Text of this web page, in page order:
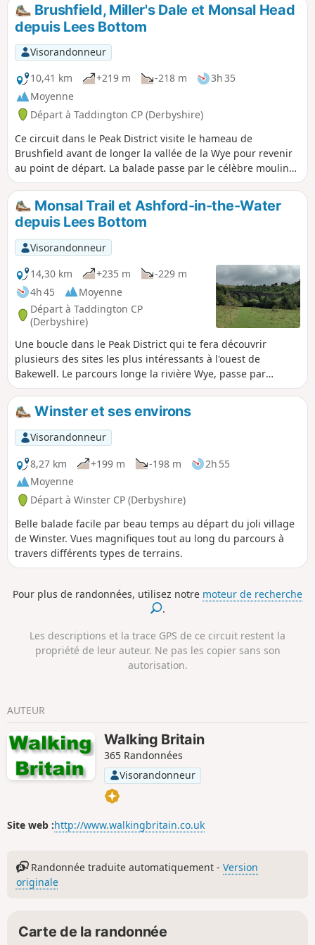
Brushfield, Miller's Dale et Monsal Head
depuis Lees Bottom
Visorandonneur
10,41 km
+219 m -218 m
3h 35
Moyenne
Départ à Taddington CP (Derbyshire)
Ce circuit dans le Peak District visite le hameau de
Brushfield avant de longer la vallée de la Wye pour revenir
au point de départ. La balade passe par le célèbre moulin
de Litton Mill, Cressbrook et Monsal Head.
Monsal Trail et Ashford-in-the-Water
depuis Lees Bottom
Visorandonneur
14,30 km
+235 m
-229 m
4h 45
Moyenne
Départ à Taddington CP
(Derbyshire)
Une boucle dans le Peak District qui te fera découvrir
plusieurs des sites les plus intéressants à l'ouest de
Bakewell. Le parcours longe la rivière Wye, passe par
Monsal Head et emprunte une partie du Monsal Trail et du
Great Shacklow Wood. La fin de la balade est un peu
difficile, avec une longue montée.
Winster et ses environs
Visorandonneur
8,27 km
+199 m -198 m
2h 55
Moyenne
Départ à Winster CP (Derbyshire)
Belle balade facile par beau temps au départ du joli village
de Winster. Vues magnifiques tout au long du parcours à
travers différents types de terrains.
Pour plus de randonnées, utilisez notre moteur de recherche
.
Les descriptions et la trace GPS de ce circuit restent la
propriété de leur auteur. Ne pas les copier sans son
autorisation.
AUTEUR
Walking Britain
365 Randonnées
Visorandonneur
Site web :http://www.walkingbritain.co.uk
Randonnée traduite automatiquement -Version
originale
Carte de la randonnée